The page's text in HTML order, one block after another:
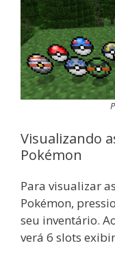
Visualizando
Pokémon
Para visualizar
Pokémon,
seu inventário.
verá 6 slots